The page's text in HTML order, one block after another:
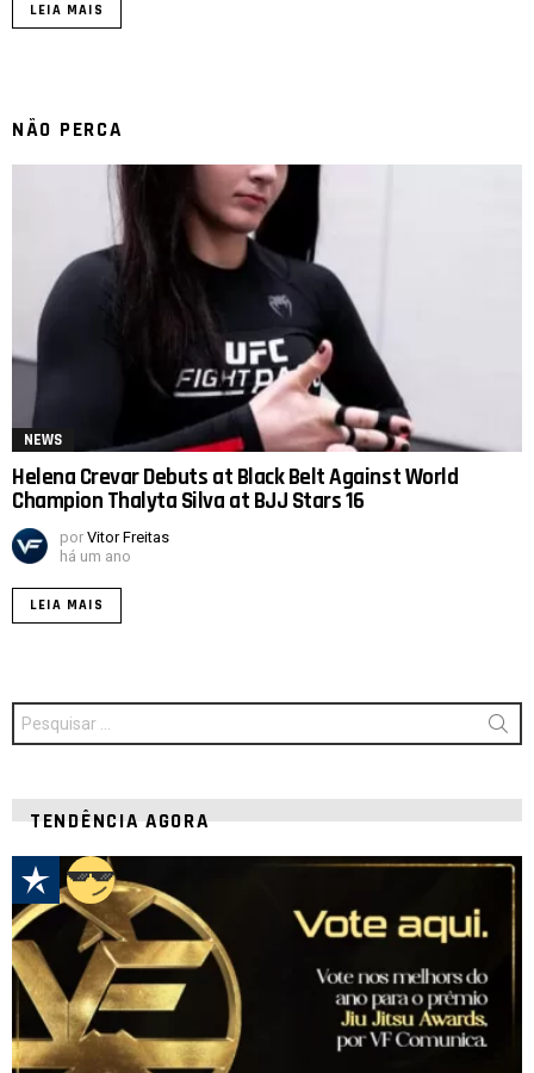
LEIA MAIS
NÃO PERCA
NEWS
Helena Crevar Debuts at Black Belt Against World
Champion Thalyta Silva at BJJ Stars 16
por Vitor Freitas
há um ano
LEIA MAIS
Procurar
por:
TENDÊNCIA AGORA